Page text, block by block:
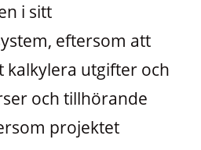
i sitt
eftersom att
kalkylera utgifter och
och tillhörande
projektet